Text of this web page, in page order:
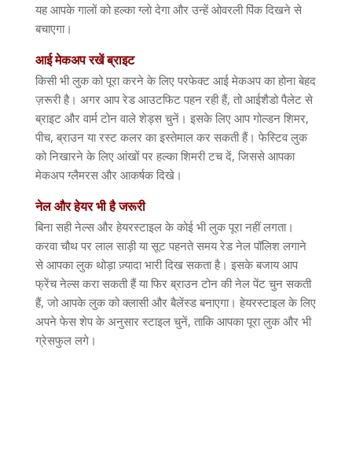
यह आपके गालों को हल्का ग्लो देगा और उन्हें ओवरली पिंक दिखने से
बचाएगा।
आईमेकअपरखेंब्राइट
किसी भी लुक को पूरा करने के लिए परफेक्ट आई मेकअप का होना बेहद
ज़रूरी है। अगर आप रेड आउटफिट पहन रही हैं, तो आईशैडो पैलेट से
ब्राइट और वार्म टोन वाले शेड्स चुनें। इसके लिए आप गोल्डन शिमर,
पीच, ब्राउन या रस्ट कलर का इस्तेमाल कर सकती हैं। फेस्टिव लुक
को निखारने के लिए आंखों पर हल्का शिमरी टच दें, जिससे आपका
मेकअप ग्लैमरस और आकर्षक दिखे।
नेलऔरहेयरभीहैजरूरी
बिना सही नेल्स और हेयरस्टाइल के कोई भी लुक पूरा नहीं लगता।
करवा चौथ पर लाल साड़ी या सूट पहनते समय रेड नेल पॉलिश लगाने
से आपका लुक थोड़ा ज़्यादा भारी दिख सकता है। इसके बजाय आप
फ्रेंच नेल्स करा सकती हैं या फिर ब्राउन टोन की नेल पेंट चुन सकती
हैं, जो आपके लुक को क्लासी और बैलेंस्ड बनाएगा। हेयरस्टाइल के लिए
अपने फेस शेप के अनुसार स्टाइल चुनें, ताकि आपका पूरा लुक और भी
ग्रेसफुल लगे।